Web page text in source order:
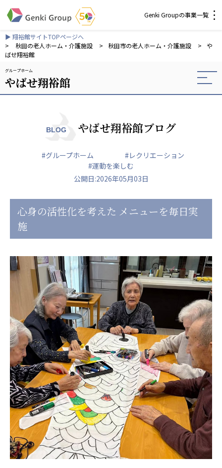
Genki Groupの事業一覧
介護・福祉
社会福祉法人 元気村グループ
社会福祉法人元気村
社会福祉法人長寿の森
株式会社 サンガジャパン
株式会社Genkiリレーションズ
一般社団法人 日本高齢者福祉協会
日本高齢者福祉協会
爽やかな風 中部エリア
爽やかな風 那覇エリア
鷹揚館
社会福祉法人 共生会
特別養護老人ホーム 共生の家
株式会社 アジアメデカ元気事業団
アジアメデカ元気事業団
株式会社 爽やかな風九州
爽やかな風九州
株式会社 七星
七星
社会福祉法人 福ふく
福ふく
株式会社 せきれい
せきれい
社会福祉法人 心の会
心の会
医療（共に生きる仲間達）
▶ 翔裕館サイトTOPページへ
>
秋田の老人ホーム・介護施設 > 秋田市の老人ホーム・介護施設 >
や
ばせ翔裕館
グループホーム
やばせ翔裕館
BLOG やばせ翔裕館ブログ
#グループホーム
#レクリエーション
#運動を楽しむ
公開日:2026年05月03日
心身の活性化を考えた メニューを毎日実
施